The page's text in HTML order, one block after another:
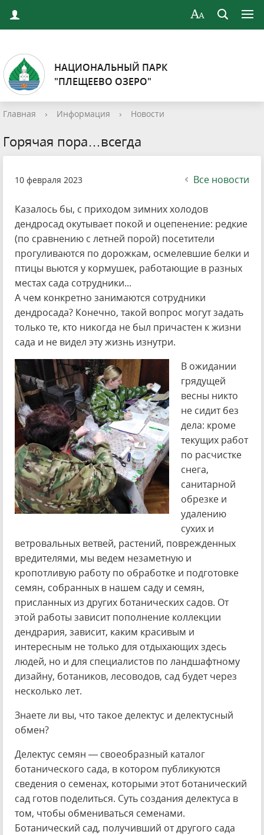
НАЦИОНАЛЬНЫЙ ПАРК
"ПЛЕЩЕЕВО ОЗЕРО"
Главная › Информация › Новости
Горячая пора…всегда
10 февраля 2023 Все новости
Казалось бы, с приходом зимних холодов
дендросад окутывает покой и оцепенение: редкие
(по сравнению с летней порой) посетители
прогуливаются по дорожкам, осмелевшие белки и
птицы вьются у кормушек, работающие в разных
местах сада сотрудники...
А чем конкретно занимаются сотрудники
дендросада? Конечно, такой вопрос могут задать
только те, кто никогда не был причастен к жизни
сада и не видел эту жизнь изнутри.
В ожидании
грядущей
весны никто
не сидит без
дела: кроме
текущих работ
по расчистке
снега,
санитарной
обрезке и
удалению
сухих и
ветровальных ветвей, растений, поврежденных
вредителями, мы ведем незаметную и
кропотливую работу по обработке и подготовке
семян, собранных в нашем саду и семян,
присланных из других ботанических садов. От
этой работы зависит пополнение коллекции
дендрария, зависит, каким красивым и
интересным не только для отдыхающих здесь
людей, но и для специалистов по ландшафтному
дизайну, ботаников, лесоводов, сад будет через
несколько лет.
Знаете ли вы, что такое делектус и делектусный
обмен?
Делектус семян — своеобразный каталог
ботанического сада, в котором публикуются
сведения о семенах, которыми этот ботанический
сад готов поделиться. Суть создания делектуса в
том, чтобы обмениваться семенами.
Ботанический сад, получивший от другого сада